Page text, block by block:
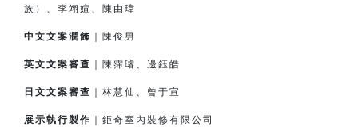
族）、李翊媗、陳由瑋
中文文案潤飾 ｜陳俊男
英文文案審查 ｜陳霈璿、邊鈺皓
日文文案審查 ｜林慧仙、曾于宣
展示執行製作 ｜鉅奇室內裝修有限公司